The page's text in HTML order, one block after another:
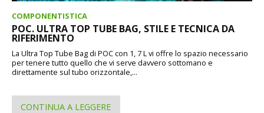
COMPONENTISTICA
POC. ULTRA TOP TUBE BAG, STILE E TECNICA DA
RIFERIMENTO
La Ultra Top Tube Bag di POC con 1, 7 L vi offre lo spazio necessario
per tenere tutto quello che vi serve davvero sottomano e
direttamente sul tubo orizzontale,...
CONTINUA A LEGGERE